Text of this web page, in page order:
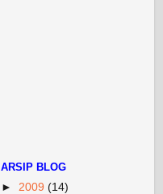
ARSIP BLOG
► 2009 (14)